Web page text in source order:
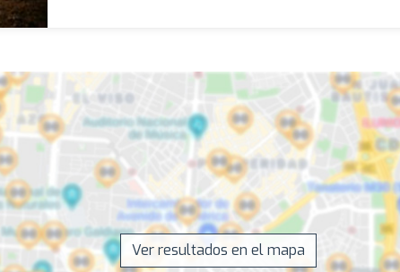
Ver resultados en el mapa